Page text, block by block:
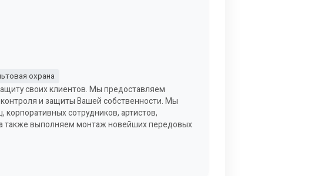
охрана
своих клиентов. Мы предоставляем
контроля и защиты Вашей собственности. Мы
корпоративных сотрудников, артистов,
также выполняем монтаж новейших передовых